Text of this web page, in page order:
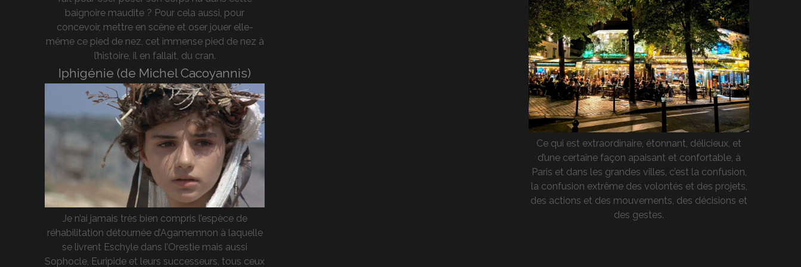
baignoire maudite ? Pour cela aussi, pour
concevoir, mettre en scène et oser jouer elle-
même ce pied de nez, cet immense pied de nez à
l’histoire, il en fallait, du cran.
Iphigénie (de Michel Cacoyannis)
Je n’ai jamais très bien compris l’espèce de
réhabilitation détournée d’Agamemnon à laquelle
se livrent Eschyle dans l’Orestie mais aussi
Sophocle, Euripide et leurs successeurs, tous ceux
Ce qui est extraordinaire, étonnant, délicieux, et
d’une certaine façon apaisant et confortable, à
Paris et dans les grandes villes, c’est la confusion,
la confusion extrême des volontés et des projets,
des actions et des mouvements, des décisions et
des gestes.